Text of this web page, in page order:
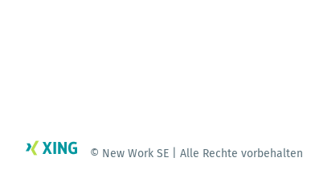
© New Work SE | Alle Rechte vorbehalten